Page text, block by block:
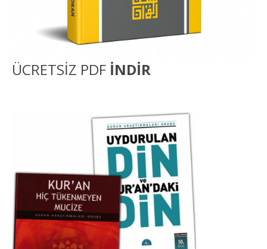
ÜCRETSİZ PDF İNDİR